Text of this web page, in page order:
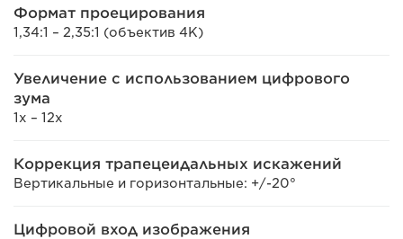
Формат проецирования
1,34:1 – 2,35:1 (объектив 4K)
Увеличение с использованием цифрового
зума
1x – 12x
Коррекция трапецеидальных искажений
Вертикальные и горизонтальные: +/-20°
Цифровой вход изображения